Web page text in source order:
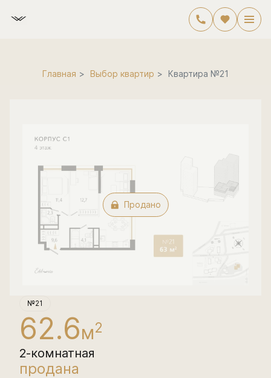
Главная Выбор квартир Квартира №21
2-комнатная 62.6 м Цена по запросу
Продано
№21
62.6м2
2-комнатная
продана